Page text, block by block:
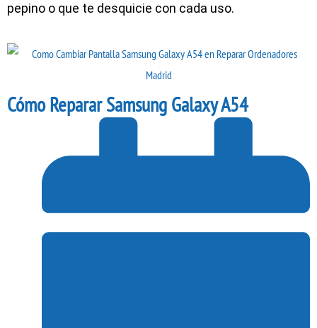
pepino o que te desquicie con cada uso.
Cómo Reparar Samsung Galaxy A54